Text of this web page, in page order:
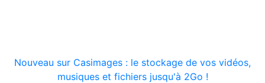
Nouveau sur Casimages : le stockage de vos vidéos,
musiques et fichiers jusqu'à 2Go !